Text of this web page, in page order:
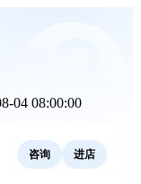
04 08:00:00
咨询 进店